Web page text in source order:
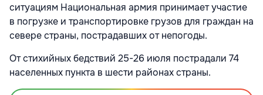
ситуациям Национальная армия принимает участие
в погрузке и транспортировке грузов для граждан на
севере страны, пострадавших от непогоды.
От стихийных бедствий 25-26 июля пострадали 74
населенных пункта в шести районах страны.